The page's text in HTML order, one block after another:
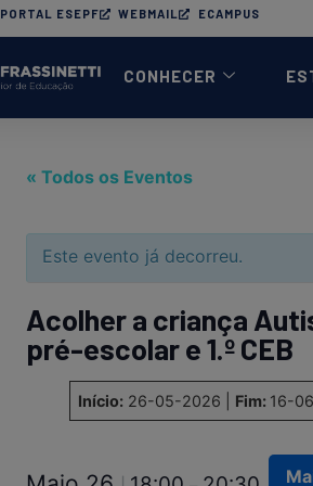
PORTAL ESEPF WEBMAIL ECAMPUS
CONHECER
« Todos os Eventos
Este evento já decorreu.
Acolher a criança
pré-escolar e 1.º CEB
Início: 26-05-2026 | Fim: 16-